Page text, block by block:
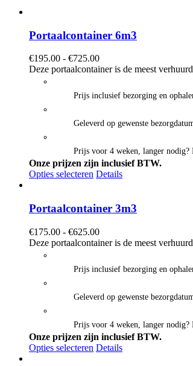
Portaalcontainer 6m3
€195.00 - €725.00Prijsklasse:
€195.00
€725.00
Deze portaalcontainer is de meest
Prijs inclusief bezorging en
Geleverd op gewenste
Prijs voor 4 weken, langer nodig?
Onze prijzen zijn inclusief BTW.
Opties selecteren Details
Portaalcontainer 3m3
€175.00 - €625.00Prijsklasse:
€175.00
€625.00
Deze portaalcontainer is de meest
Prijs inclusief bezorging en
Geleverd op gewenste
Prijs voor 4 weken, langer nodig?
Onze prijzen zijn inclusief BTW.
Opties selecteren Details